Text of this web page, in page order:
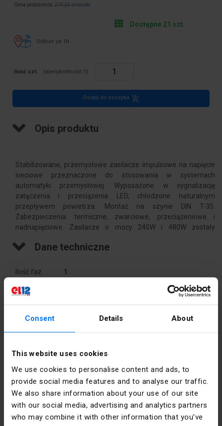
Consent Details About
This website uses cookies
We use cookies to personalise content and ads, to
provide social media features and to analyse our traffic.
We also share information about your use of our site
with our social media, advertising and analytics partners
who may combine it with other information that you’ve
Cena producenta: 275,25 zł brutto
Dostępne 21 szt.
Odbiór za 1h
Ilość szt. (wielokrotność:1 )
Dodaj do koszyka
Opis produktu
Stabilizowane, przemysłowe zasilacze impulsowe na napięcie
sieciowe przeznaczone do stosowania w systemach
automatyki przemysłowej. Wyposażone w sygnalizację
załączenia i przeciążenia LED, chłodzone naturalnym
przepływem powietrza. Montaż na szynie DIN T-35.
Zabezpieczenia: termiczne, zwarciowe, przeciążeniowe i
nadnapięciowe. Zasilacze o mocy 240W i 480W zostały
PFC. Wykonane w stopniu ochrony IP20.
Dane techniczne
Ilość faz 1
Moc [W]
Montaż
Napięcie
DC [V]
24
Prąd
znamionowy
[A]
10
Dane producenta
Producent
BREVE-
Sp. z o.o.